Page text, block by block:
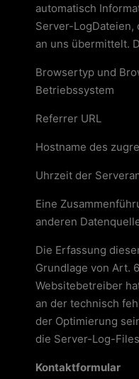
automatisch
Server-LogDateien,
an uns übermittelt.
Browsertyp und
Betriebssystem
Referrer URL
Hostname des
Uhrzeit der
Eine
anderen
Die Erfassung
Grundlage von Art.
Websitebetreiber
an der technisch
der Optimierung
die Server-Log-
Kontaktformular